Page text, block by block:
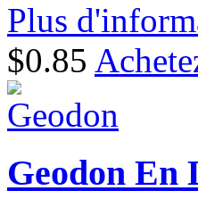
Plus
$0.85
Geodon En